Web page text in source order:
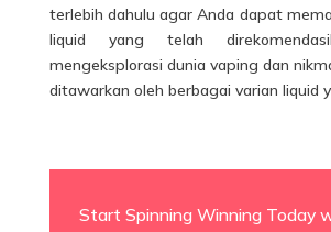
terlebih dahulu agar Anda dapat
liquid yang telah
mengeksplorasi dunia vaping dan
ditawarkan oleh berbagai varian liquid
Start Spinning Winning Today